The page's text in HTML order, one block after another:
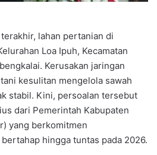
lahan pertanian di
Loa Ipuh, Kecamatan
Kerusakan jaringan
kesulitan mengelola sawah
stabil. Kini, persoalan tersebut
dari Pemerintah Kabupaten
yang berkomitmen
hingga tuntas pada 2026.